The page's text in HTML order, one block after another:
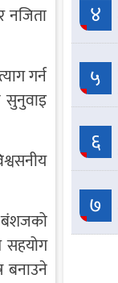
नजिता
गर्न
सुनुवाइ
बंशजको
सहयोग
बनाउने
४
५
६
७